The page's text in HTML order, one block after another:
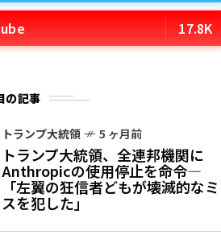
17.8K
の記事
トランプ大統領 5 ヶ月前
トランプ大統領、全連邦機関に
Anthropicの使用停止を命令—
「左翼の狂信者どもが壊滅的なミ
スを犯した」